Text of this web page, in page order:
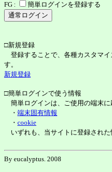
FG :
簡単ログインを登録する
□新規登録
登録することで、各種カスタマイ
す。
新規登録
□簡単ログインで使う情報
簡単ログインは、ご使用の端末に
・ 端末固有情報
・ cookie
いずれも、当サイトに登録された
By eucalyptus. 2008